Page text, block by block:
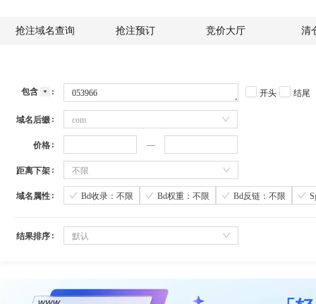
抢注域名查询 抢注预订 竞价大厅 清
包含 开头 结尾
域名后缀 com
价格
距离下架 不限
域名属性 Bd收录：不限 Bd权重：不限 Bd反链：不限
结果排序 默认